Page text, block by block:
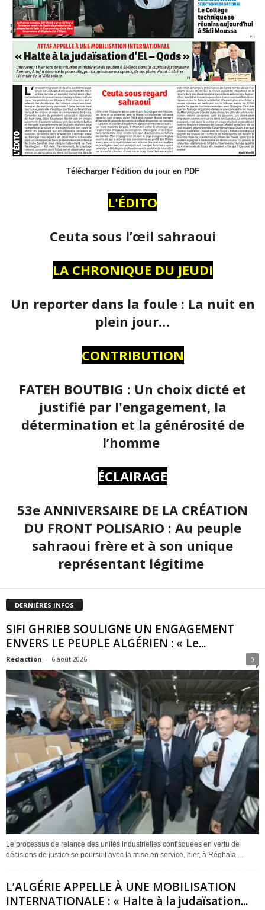
Télécharger l'édition du jour en PDF
L'ÉDITO
Ceuta sous l’œil sahraoui
LA CHRONIQUE DU JEUDI
Un reporter dans la foule : La nuit en
plein jour…
CONTRIBUTION
FATEH BOUTBIG : Un choix dicté et
justifié par l'engagement, la
détermination et la générosité de
l’homme
ÉCLAIRAGE
53e ANNIVERSAIRE DE LA CRÉATION
DU FRONT POLISARIO : Au peuple
sahraoui frère et à son unique
représentant légitime
DERNIÈRES INFOS
SIFI GHRIEB SOULIGNE UN ENGAGEMENT
ENVERS LE PEUPLE ALGÉRIEN : « Le...
Redaction - 6 août 2026 0
Le processus de relance des unités industrielles confisquées en vertu de
décisions de justice se poursuit avec la mise en service, hier, à Réghaïa,...
L’ALGÉRIE APPELLE À UNE MOBILISATION
INTERNATIONALE : « Halte à la judaïsation...